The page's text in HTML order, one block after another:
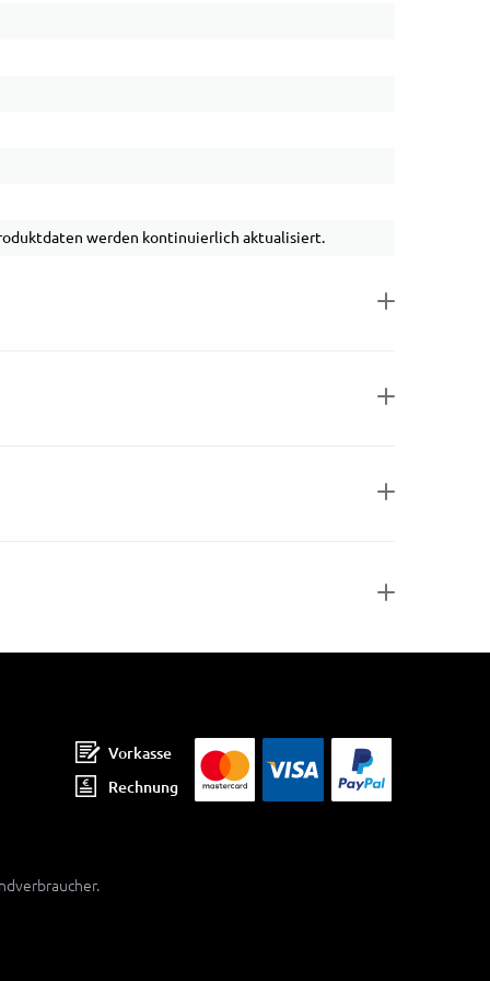
werden kontinuierlich aktualisiert.
Vorkasse
Rechnung